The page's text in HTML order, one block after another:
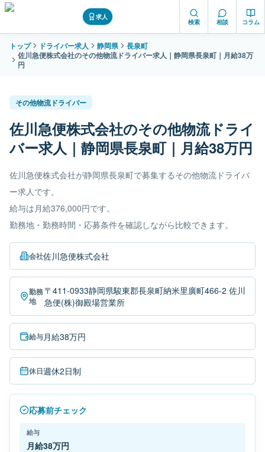
求人
検索 相談 コラム
トップ ドライバー求人 静岡県
長泉町
佐川急便株式会社のその他物流ドライバー求人｜静岡県長泉町｜月給38万
円
その他物流ドライバー
佐川急便株式会社のその他物流ドライ
バー求人｜静岡県長泉町｜月給38万円
佐川急便株式会社が静岡県長泉町で募集するその他物流ドライバ
ー求人です。
給与は月給376,000円です。
勤務地・勤務時間・応募条件を確認しながら比較できます。
会社佐川急便株式会社
勤務
地
〒411-0933静岡県駿東郡長泉町納米里廣町466-2 佐川
急便(株)御殿場営業所
給与月給38万円
休日週休2日制
応募前チェック
給与
月給38万円